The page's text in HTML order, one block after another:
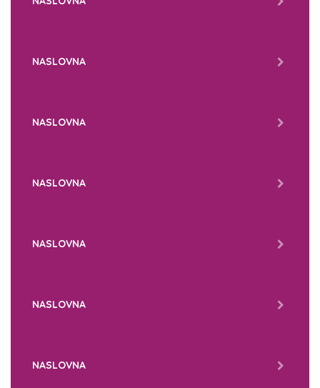
NASLOVNA
NASLOVNA
NASLOVNA
NASLOVNA
NASLOVNA
NASLOVNA